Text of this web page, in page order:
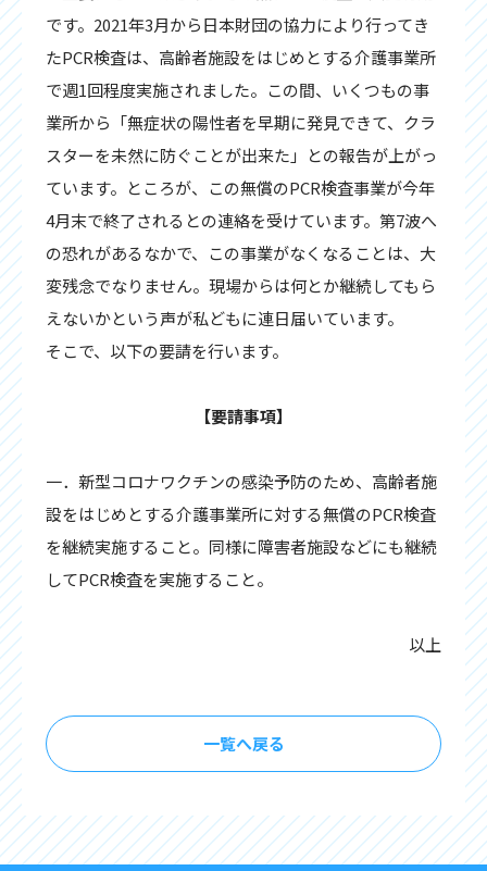
です。2021年3月から日本財団の協力により行ってき
たPCR検査は、高齢者施設をはじめとする介護事業所
で週1回程度実施されました。この間、いくつもの事
業所から「無症状の陽性者を早期に発見できて、クラ
スターを未然に防ぐことが出来た」との報告が上がっ
ています。ところが、この無償のPCR検査事業が今年
4月末で終了されるとの連絡を受けています。第7波へ
の恐れがあるなかで、この事業がなくなることは、大
変残念でなりません。現場からは何とか継続してもら
えないかという声が私どもに連日届いています。
そこで、以下の要請を行います。
【要請事項】
一．新型コロナワクチンの感染予防のため、高齢者施
設をはじめとする介護事業所に対する無償のPCR検査
を継続実施すること。同様に障害者施設などにも継続
してPCR検査を実施すること。
以上
一覧へ戻る